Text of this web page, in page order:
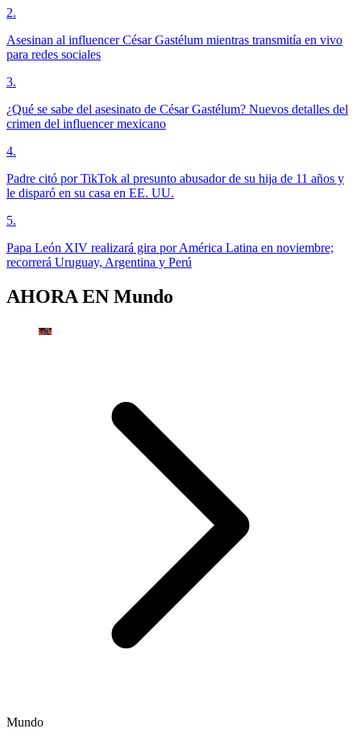
2.
Asesinan al influencer César Gastélum mientras transmitía en vivo
para redes sociales
3.
¿Qué se sabe del asesinato de César Gastélum? Nuevos detalles del
crimen del influencer mexicano
4.
Padre citó por TikTok al presunto abusador de su hija de 11 años y
le disparó en su casa en EE. UU.
5.
Papa León XIV realizará gira por América Latina en noviembre;
recorrerá Uruguay, Argentina y Perú
AHORA EN Mundo
Mundo